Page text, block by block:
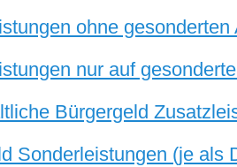
ohne gesonderten
nur auf
Bürgergeld
Sonderleistungen (je als